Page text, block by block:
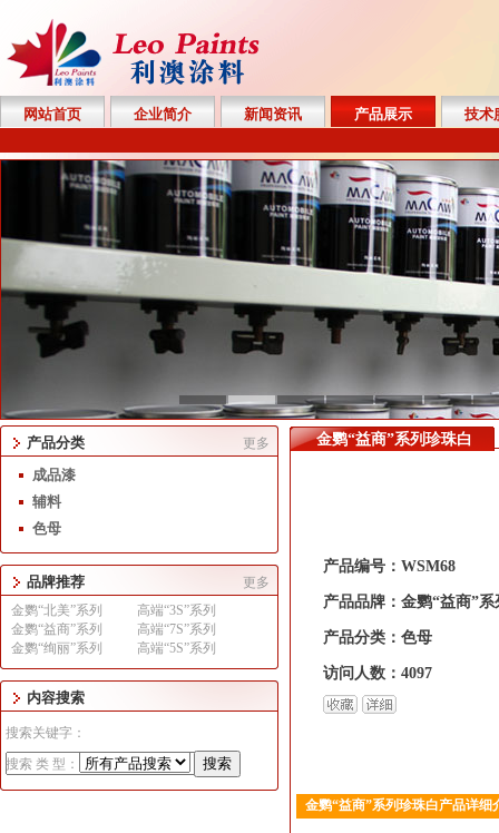
网站首页 企业简介 新闻资讯 产品展示 技术
产品分类 更多
成品漆
辅料
色母
品牌推荐
更多
金鹦“北美”系列
高端“3S”系列
金鹦“益商”系列
高端“7S”系列
金鹦“绚丽”系列
高端“5S”系列
内容搜索
搜索关键字：
搜索 类 型：
金鹦“益商”系列珍珠白
产品编号：WSM68
产品品牌：金鹦“益商”系
产品分类：色母
访问人数：4097
金鹦“益商”系列珍珠白产品详细